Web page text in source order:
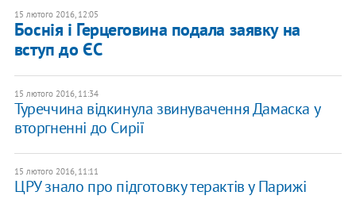
15 лютого 2016, 12:05
Боснія і Герцеговина подала заявку на
вступ до ЄС
15 лютого 2016, 11:34
Туреччина відкинула звинувачення Дамаска у
вторгненні до Сирії
15 лютого 2016, 11:11
ЦРУ знало про підготовку терактів у Парижі